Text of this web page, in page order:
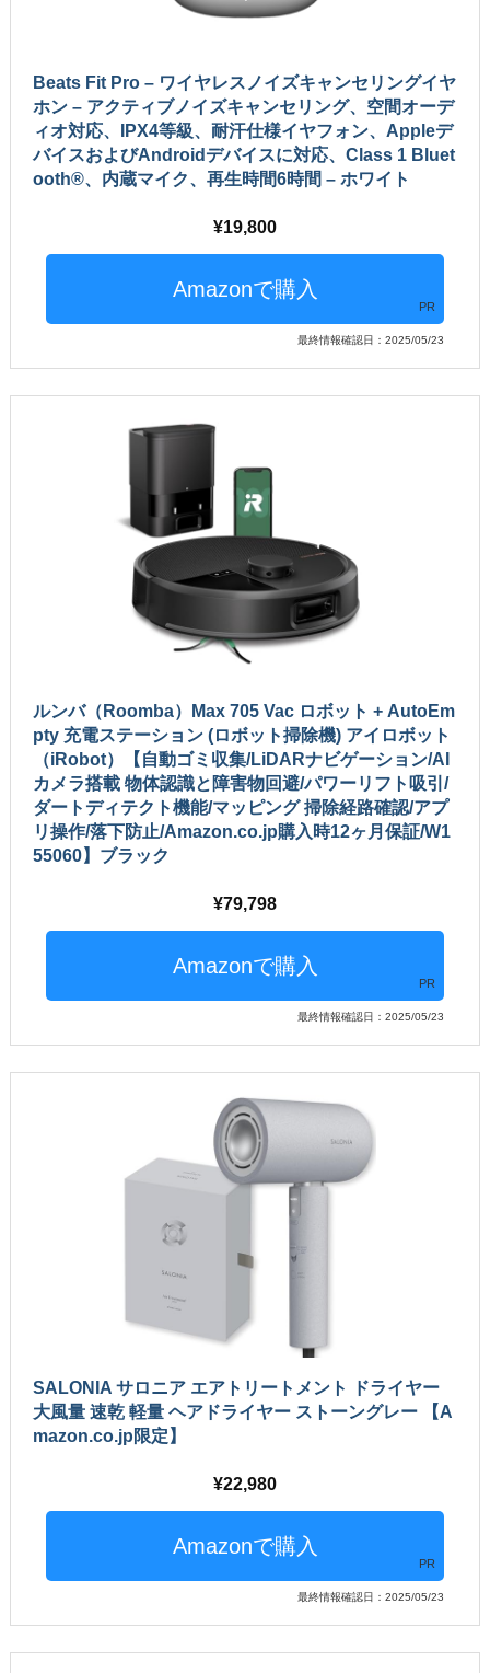
Beats Fit Pro – ワイヤレスノイズキャンセリングイヤ
ホン – アクティブノイズキャンセリング、空間オーデ
ィオ対応、IPX4等級、耐汗仕様イヤフォン、Appleデ
バイスおよびAndroidデバイスに対応、Class 1 Bluet
ooth®、内蔵マイク、再生時間6時間 – ホワイト
19,800
PR
最終情報確認日：2025/05/23
ルンバ（Roomba）Max 705 Vac ロボット + AutoEm
pty 充電ステーション (ロボット掃除機) アイロボット
（iRobot）【自動ゴミ収集/LiDARナビゲーション/AI
カメラ搭載 物体認識と障害物回避/パワーリフト吸引/
ダートディテクト機能/マッピング 掃除経路確認/アプ
リ操作/落下防止/Amazon.co.jp購入時12ヶ月保証/W1
55060】ブラック
79,798
PR
最終情報確認日：2025/05/23
SALONIA サロニア エアトリートメント ドライヤー
大風量 速乾 軽量 ヘアドライヤー ストーングレー 【A
mazon.co.jp限定】
22,980
PR
最終情報確認日：2025/05/23